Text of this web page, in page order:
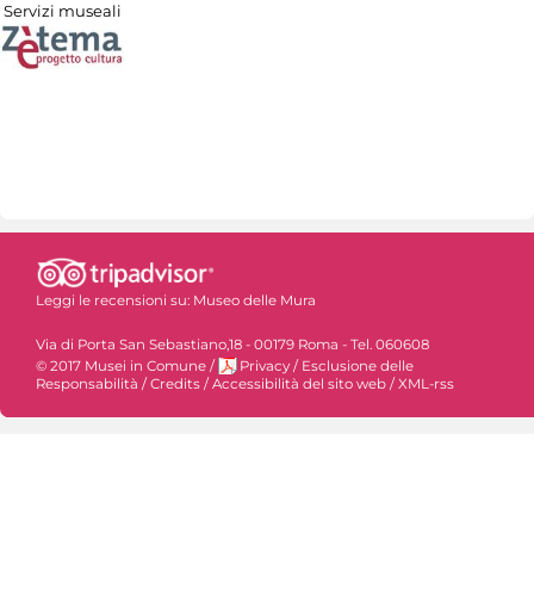
Servizi museali
Leggi le recensioni su: Museo delle Mura
Via di Porta San Sebastiano,18 - 00179 Roma - Tel. 060608
© 2017 Musei in Comune / Privacy / Esclusione delle
Responsabilità / Credits / Accessibilità del sito web / XML-rss